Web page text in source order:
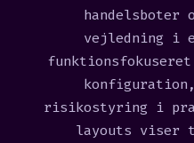
handelsboter
vejledning i
risikostyring i
layouts viser